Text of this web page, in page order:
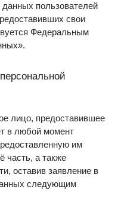
пользователей
свои
Федеральным
лицо, предоставившее
в любой момент
им
часть, а также
оставив заявление в
следующим